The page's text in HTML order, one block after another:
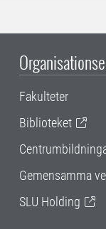
Fakulteter
Biblioteket
Gemensamma
SLU Holding